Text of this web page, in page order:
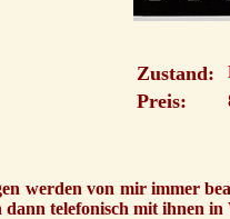
Zustand:
Preis:
werden von mir immer
dann telefonisch mit ihnen in